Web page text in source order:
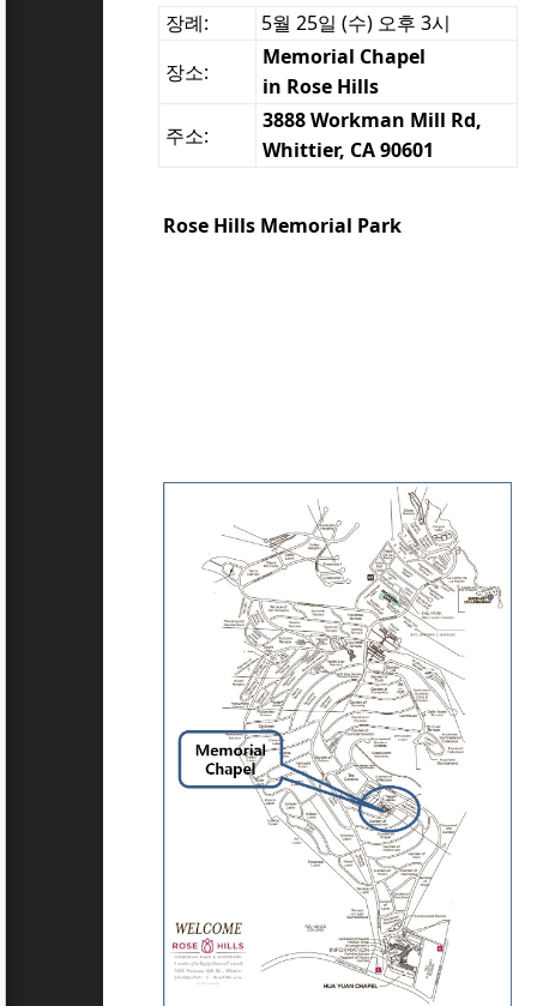
장례:
5월 25일 (수) 오후 3시
장소:
Memorial Chapel
in Rose Hills
주소:
3888 Workman Mill Rd,
Whittier, CA 90601
Rose Hills Memorial Park